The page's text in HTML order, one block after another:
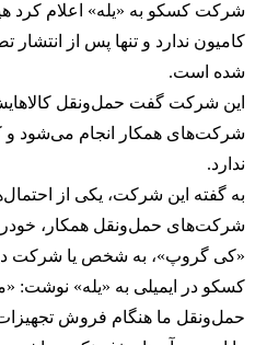
شرکت کسکو به «یله» اعلام کرد
کامیون ندارد و تنها پس از انتشار
شده است.
این شرکت گفت حمل‌ونقل
شرکت‌های همکار انجام می‌شود و
ندارد.
به گفته این شرکت، یکی از
شرکت‌های حمل‌ونقل همکار،
«کی گروپ»، به شخص یا شرکت
کسکو در ایمیلی به «یله»
حمل‌ونقل ما هنگام فروش